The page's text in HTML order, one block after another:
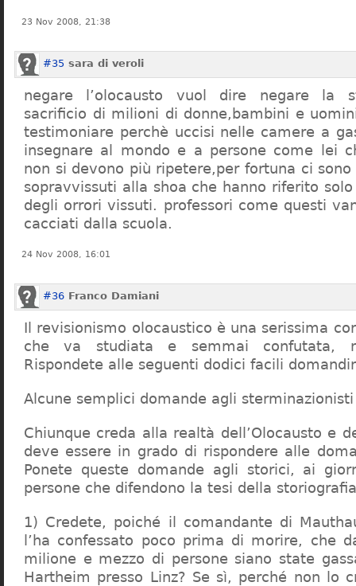
23 Nov 2008, 21:38
#35 sara di veroli
negare l’olocausto vuol dire negare la
sacrificio di milioni di donne,bambini e
testimoniare perchè uccisi nelle camere a
insegnare al mondo e a persone come lei
non si devono più ripetere,per fortuna ci
sopravvissuti alla shoa che hanno riferito
degli orrori vissuti. professori come questi
cacciati dalla scuola.
24 Nov 2008, 16:01
#36 Franco Damiani
Il revisionismo olocaustico è una serissima
che va studiata e semmai confutata,
Rispondete alle seguenti dodici facili
Alcune semplici domande agli sterminazionisti
Chiunque creda alla realtà dell’Olocausto e
deve essere in grado di rispondere alle
Ponete queste domande agli storici, ai
persone che difendono la tesi della
1) Credete, poiché il comandante di
l’ha confessato poco prima di morire, che
milione e mezzo di persone siano state
Hartheim presso Linz? Se sì, perché non lo